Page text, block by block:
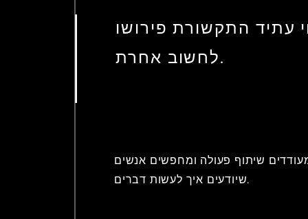
עתיד התקשורת פירושו
לחשוב אחרת.
שיתוף פעולה ומחפשים אנשים
שיודעים איך לעשות דברים.